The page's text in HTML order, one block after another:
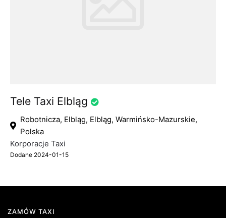
Tele Taxi Elbląg
Robotnicza, Elbląg, Elbląg, Warmińsko-Mazurskie,
Polska
Korporacje Taxi
Dodane 2024-01-15
ZAMÓW TAXI